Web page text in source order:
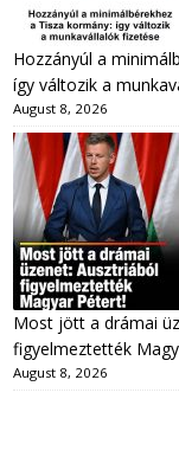
Hozzányúl a
így változik a
August 8, 2026
Most jött a drámai
figyelmeztették
August 8, 2026